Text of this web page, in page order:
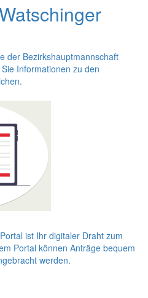
der Bezirkshauptmannschaft
Informationen zu den
Portal ist Ihr digitaler Draht zum
Portal können Anträge bequem
werden.